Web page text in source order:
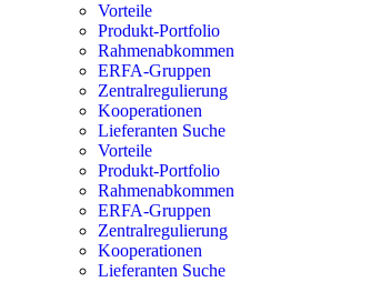
Vorteile
Produkt-Portfolio
Rahmenabkommen
ERFA-Gruppen
Zentralregulierung
Kooperationen
Lieferanten Suche
Vorteile
Produkt-Portfolio
Rahmenabkommen
ERFA-Gruppen
Zentralregulierung
Kooperationen
Lieferanten Suche